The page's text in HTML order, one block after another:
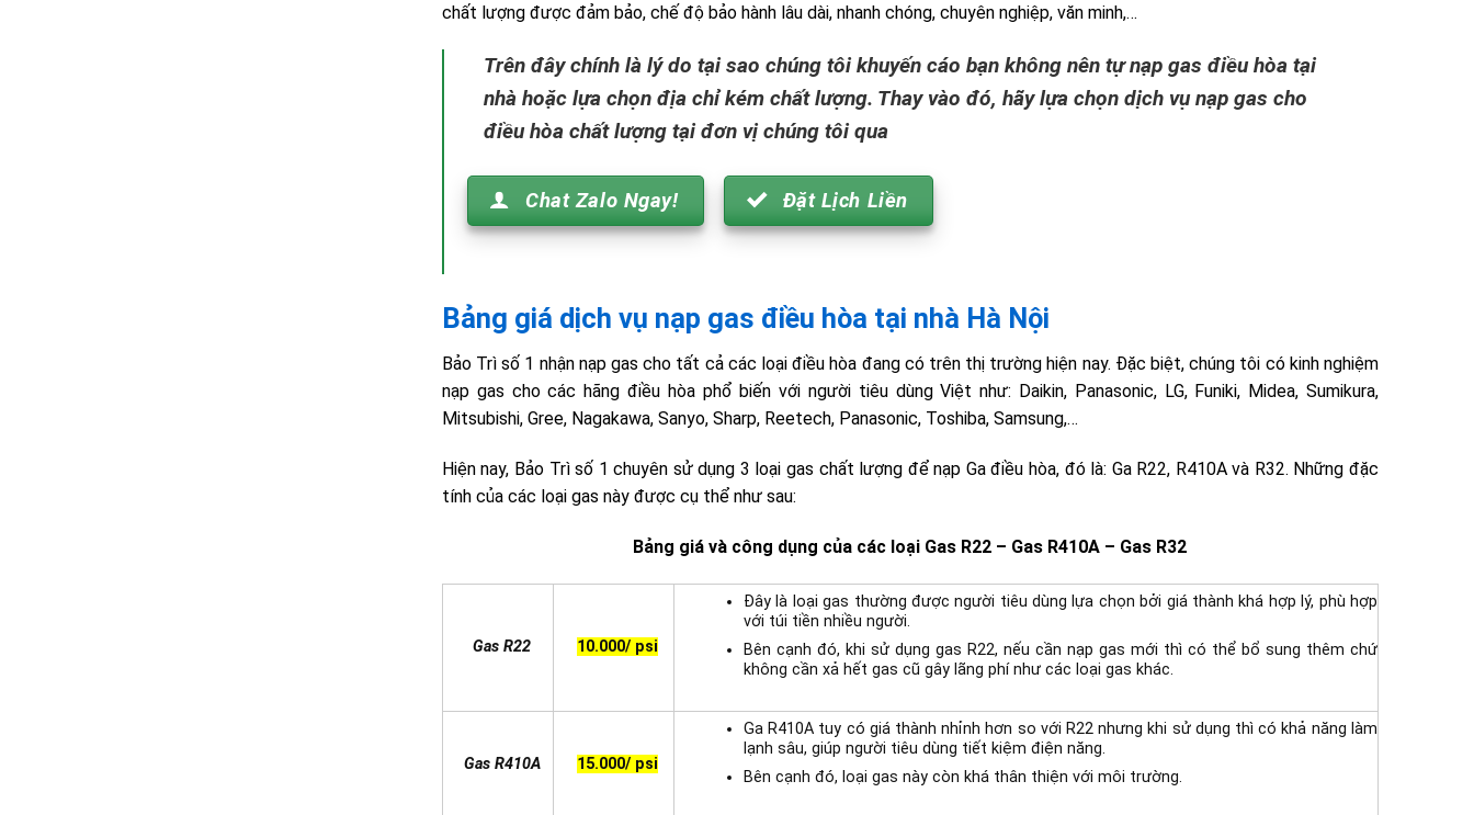
chất lượng được đảm bảo, chế độ bảo hành lâu dài, nhanh chóng, chuyên nghiệp, văn minh,…
Trên đây chính là lý do tại sao chúng tôi khuyến cáo bạn không nên tựnạp gas điều hòa tại
nhà hoặc lựa chọn địa chỉ kém chất lượng. Thay vào đó, hãy lựa chọn dịch vụ nạp gas cho
điều hòa chất lượng tại đơn vị chúng tôi qua
Chat Zalo Ngay! Đặt Lịch Liền
Bảng giá dịch vụ nạp gas điều hòa tại nhà Hà Nội
Bảo Trì số 1 nhận nạp gas cho tất cả các loại điều hòa đang có trên thị trường hiện nay. Đặc biệt, chúng tôi có kinh nghiệm
nạp gas cho các hãng điều hòa phổ biến với người tiêu dùng Việt như: Daikin, Panasonic, LG, Funiki, Midea, Sumikura,
Mitsubishi, Gree, Nagakawa, Sanyo, Sharp, Reetech, Panasonic, Toshiba, Samsung,…
Hiện nay, Bảo Trì số 1 chuyên sử dụng 3 loại gas chất lượng để nạp Ga điều hòa, đó là: Ga R22, R410A và R32. Những đặc
tính của các loại gas này được cụ thể như sau:
Bảng giá và công dụng của các loại Gas R22 – Gas R410A – Gas R32
Gas R22 10.000/ psi
Đây là loại gas thường được người tiêu dùng lựa chọn bởi giá thành khá hợp lý, phù hợp
với túi tiền nhiều người.
Bên cạnh đó, khi sử dụng gas R22, nếu cần nạp gas mới thì có thể bổ sung thêm chứ
không cần xả hết gas cũ gây lãng phí như các loại gas khác.
Gas R410A 15.000/ psi
Ga R410A tuy có giá thành nhỉnh hơn so với R22 nhưng khi sử dụng thì có khả năng làm
lạnh sâu, giúp người tiêu dùng tiết kiệm điện năng.
Bên cạnh đó, loại gas này còn khá thân thiện với môi trường.